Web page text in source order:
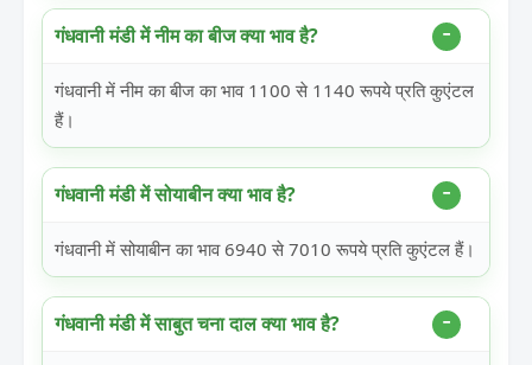
गंधवानी मंडी में नीम का बीज क्या भाव है?
गंधवानी में नीम का बीज का भाव 1100 से 1140 रूपये प्रति कुएंटल
हैं।
गंधवानी मंडी में सोयाबीन क्या भाव है?
गंधवानी में सोयाबीन का भाव 6940 से 7010 रूपये प्रति कुएंटल हैं।
गंधवानी मंडी में साबुत चना दाल क्या भाव है?